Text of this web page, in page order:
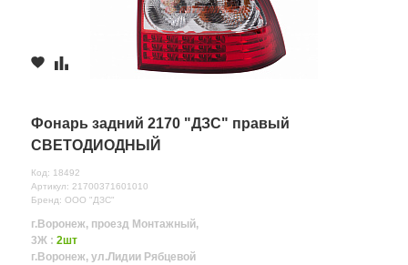
Фонарь задний 2170 "ДЗС" правый
СВЕТОДИОДНЫЙ
Код: 18492
Артикул: 21700371601010
Бренд: ООО "ДЗС"
г.Воронеж, проезд Монтажный,
3Ж : 2шт
г.Воронеж, ул.Лидии Рябцевой